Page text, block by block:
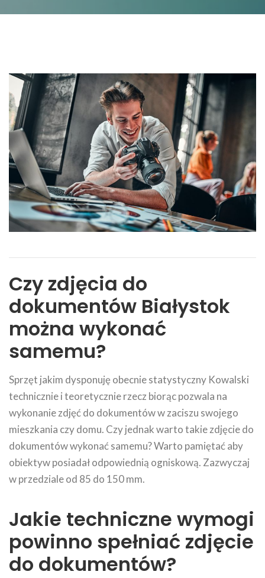
Czy zdjęcia do
dokumentów Białystok
można wykonać
samemu?
Sprzęt jakim dysponuję obecnie statystyczny Kowalski
technicznie i teoretycznie rzecz biorąc pozwala na
wykonanie zdjęć do dokumentów w zaciszu swojego
mieszkania czy domu. Czy jednak warto takie zdjęcie do
dokumentów wykonać samemu? Warto pamiętać aby
obiektyw posiadał odpowiednią ogniskową. Zazwyczaj
w przedziale od 85 do 150 mm.
Jakie techniczne wymogi
powinno spełniać zdjęcie
do dokumentów?